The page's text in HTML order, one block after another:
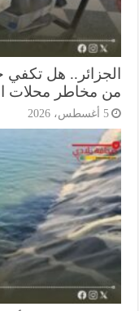
هل تكفي
مخاطر محلات